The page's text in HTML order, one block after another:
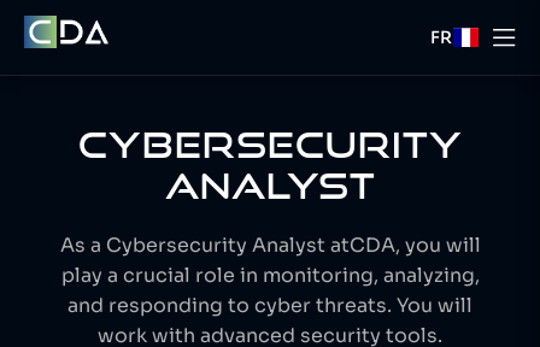
FR
CYBERSECURITY
ANALYST
As a Cybersecurity Analyst atCDA, you will
play a crucial role in monitoring, analyzing,
and responding to cyber threats. You will
work with advanced security tools.